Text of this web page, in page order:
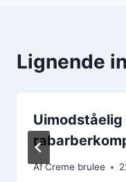
Lignende
AfCreme brulee